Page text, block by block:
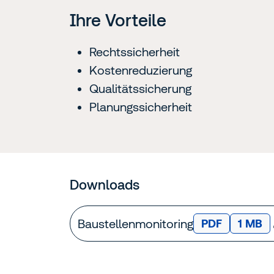
Ihre Vorteile
Rechtssicherheit
Kostenreduzierung
Qualitätssicherung
Planungssicherheit
Downloads
Baustellenmonitoring DATEITYP:
PDF 1 MB